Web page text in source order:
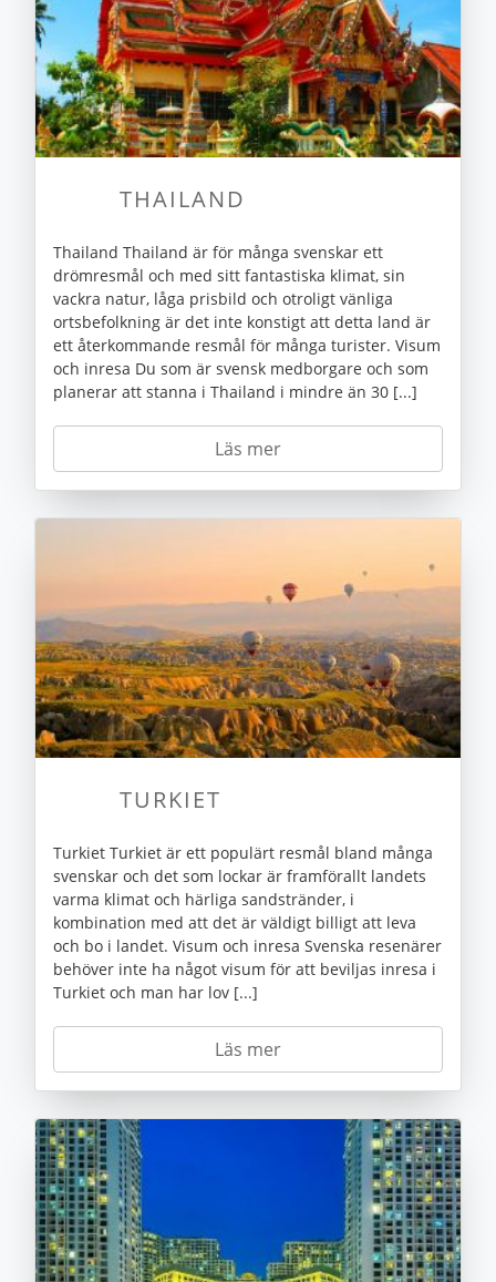
THAILAND
Thailand Thailand är för många svenskar ett
drömresmål och med sitt fantastiska klimat, sin
vackra natur, låga prisbild och otroligt vänliga
ortsbefolkning är det inte konstigt att detta land är
ett återkommande resmål för många turister. Visum
och inresa Du som är svensk medborgare och som
planerar att stanna i Thailand i mindre än 30 [...]
Läs mer
TURKIET
Turkiet Turkiet är ett populärt resmål bland många
svenskar och det som lockar är framförallt landets
varma klimat och härliga sandstränder, i
kombination med att det är väldigt billigt att leva
och bo i landet. Visum och inresa Svenska resenärer
behöver inte ha något visum för att beviljas inresa i
Turkiet och man har lov [...]
Läs mer